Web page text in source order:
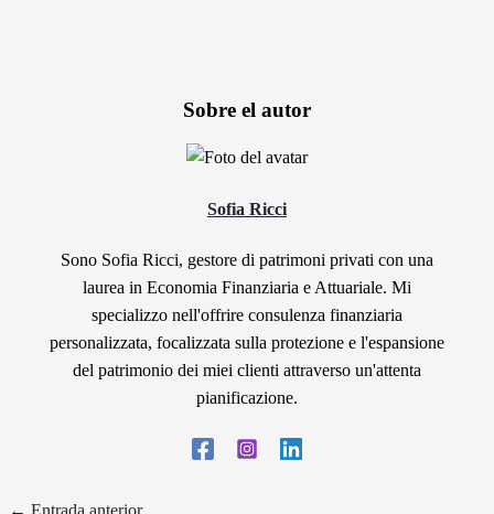
Sobre el autor
Sofia Ricci
Sono Sofia Ricci, gestore di patrimoni privati con una
laurea in Economia Finanziaria e Attuariale. Mi
specializzo nell'offrire consulenza finanziaria
personalizzata, focalizzata sulla protezione e l'espansione
del patrimonio dei miei clienti attraverso un'attenta
pianificazione.
← Entrada anterior